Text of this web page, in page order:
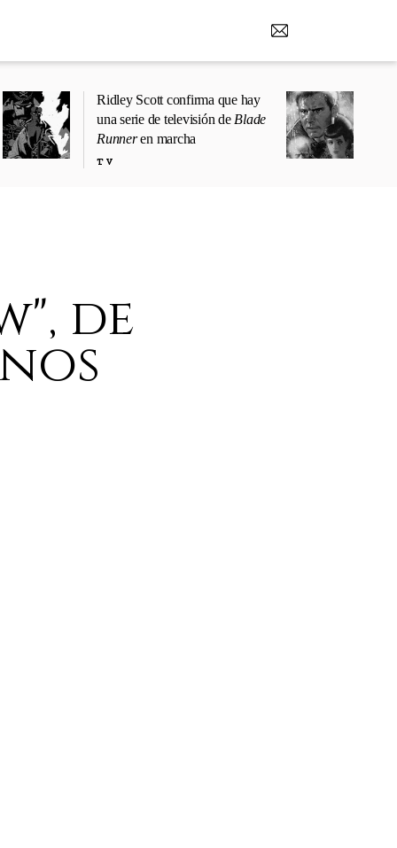
Ridley Scott confirma que hay
una serie de televisión de Blade
Runneren marcha
TV
de